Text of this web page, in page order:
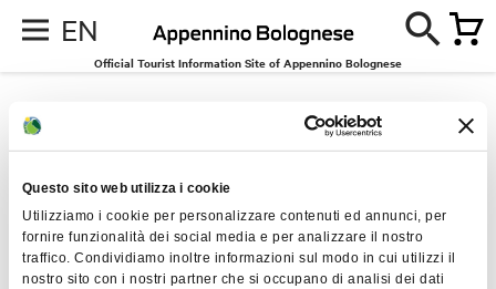
Questo sito web utilizza i cookie
Utilizziamo i cookie per personalizzare contenuti ed annunci, per
fornire funzionalità dei social media e per analizzare il nostro
traffico. Condividiamo inoltre informazioni sul modo in cui utilizzi il
nostro sito con i nostri partner che si occupano di analisi dei dati
EN
Official Tourist Information Site of Appennino Bolognese
Accommodation
If you are an operator:
REGISTER YOUR FACILITY